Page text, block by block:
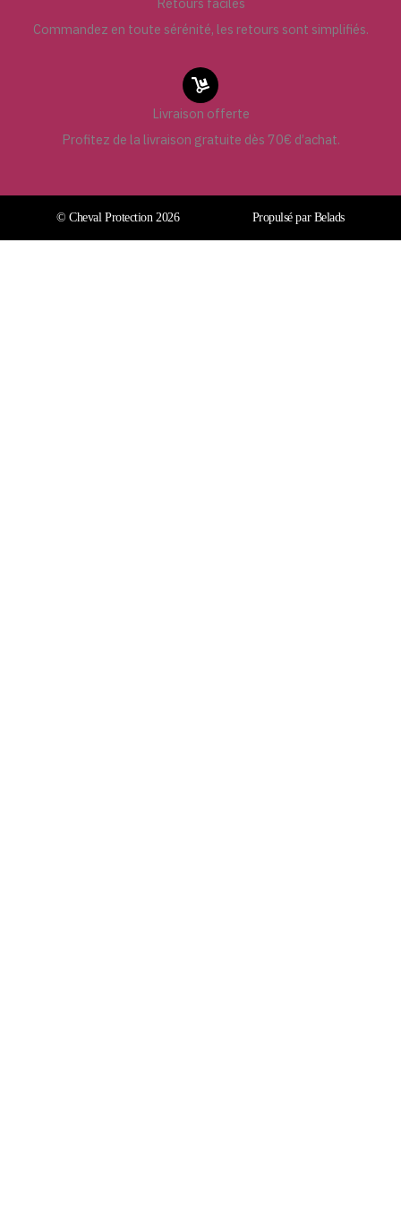
Commandez en toute sérénité, les retours sont simplifiés.
Livraison offerte
Profitez de la livraison gratuite dès 70€ d’achat.
© Cheval Protection 2026 Propulsé par Belads